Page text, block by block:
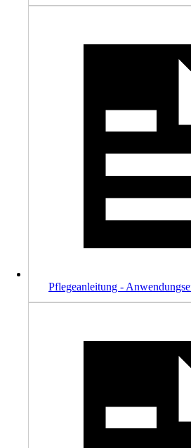
Pflegeanleitung -